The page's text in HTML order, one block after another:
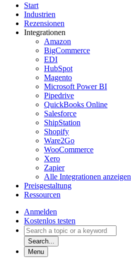
Start
Industrien
Rezensionen
Integrationen
Amazon
BigCommerce
EDI
HubSpot
Magento
Microsoft Power BI
Pipedrive
QuickBooks Online
Salesforce
ShipStation
Shopify
Ware2Go
WooCommerce
Xero
Zapier
Alle Integrationen anzeigen
Preisgestaltung
Ressourcen
Anmelden
Kostenlos testen
Search...
Menu